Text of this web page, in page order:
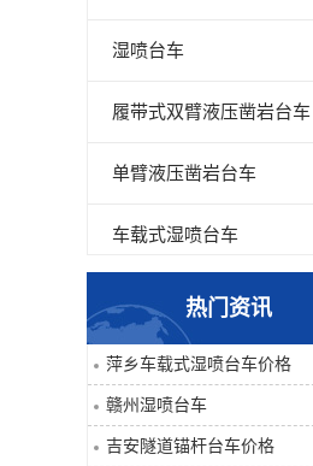
湿喷台车
履带式双臂液压凿岩台车
单臂液压凿岩台车
车载式湿喷台车
多臂凿岩台车
单臂凿岩台车系列
大坡度用履带扒渣机≤32度
热门资讯
萍乡车载式湿喷台车价格
赣州湿喷台车
吉安隧道锚杆台车价格